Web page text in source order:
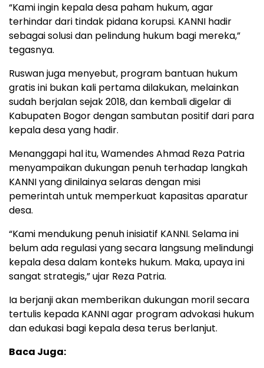
“Kami ingin kepala desa paham hukum, agar
terhindar dari tindak pidana korupsi. KANNI hadir
sebagai solusi dan pelindung hukum bagi mereka,”
tegasnya.
Ruswan juga menyebut, program bantuan hukum
gratis ini bukan kali pertama dilakukan, melainkan
sudah berjalan sejak 2018, dan kembali digelar di
Kabupaten Bogor dengan sambutan positif dari para
kepala desa yang hadir.
Menanggapi hal itu, Wamendes Ahmad Reza Patria
menyampaikan dukungan penuh terhadap langkah
KANNI yang dinilainya selaras dengan misi
pemerintah untuk memperkuat kapasitas aparatur
desa.
“Kami mendukung penuh inisiatif KANNI. Selama ini
belum ada regulasi yang secara langsung melindungi
kepala desa dalam konteks hukum. Maka, upaya ini
sangat strategis,” ujar Reza Patria.
Ia berjanji akan memberikan dukungan moril secara
tertulis kepada KANNI agar program advokasi hukum
dan edukasi bagi kepala desa terus berlanjut.
Baca Juga: